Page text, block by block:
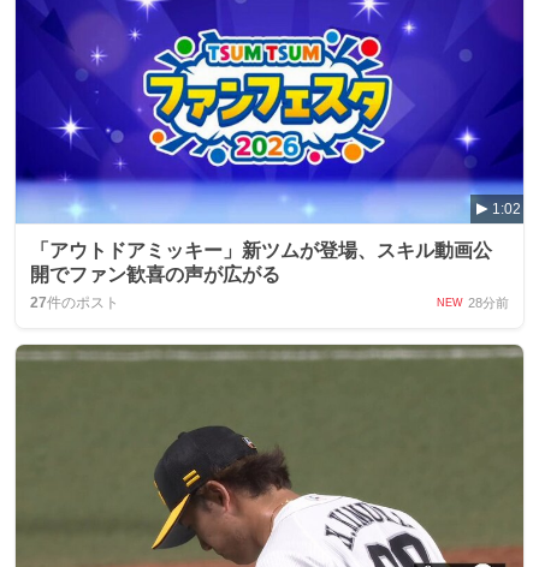
1:02
「アウトドアミッキー」新ツムが登場、スキル動画公
開でファン歓喜の声が広がる
27件のポスト NEW 28分前